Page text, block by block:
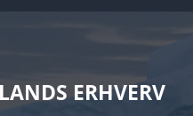
ERHVERV